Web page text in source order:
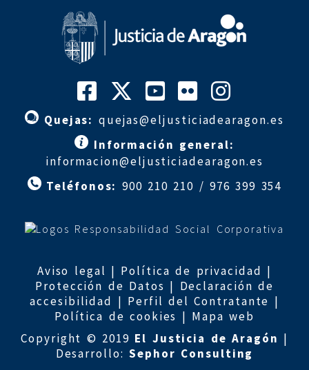
Quejas: quejas@eljusticiadearagon.es
Información general:
informacion@eljusticiadearagon.es
Teléfonos: 900 210 210 /976 399 354
Aviso legal | Política de privacidad |
Protección de Datos | Declaración de
accesibilidad | Perfil del Contratante |
Política de cookies | Mapa web
Copyright © 2019 El Justicia de Aragón |
Desarrollo:Sephor Consulting